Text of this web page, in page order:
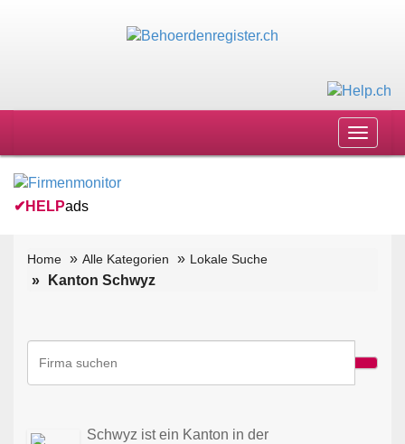
Toggle
✔ HELPads
Home Alle Kategorien Lokale Suche
Kanton Schwyz
Schwyz ist ein Kanton in der